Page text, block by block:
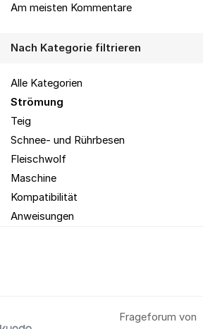
Am meisten Kommentare
Nach Kategorie filtrieren
Alle Kategorien
Strömung
Teig
Schnee- und Rührbesen
Fleischwolf
Maschine
Kompatibilität
Anweisungen
Frageforum von